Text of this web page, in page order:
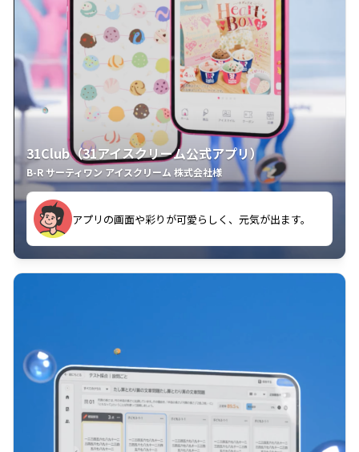
31Club（31アイスクリーム公式アプリ）
B-R サーティワン アイスクリーム 株式会社様
アプリの画面や彩りが可愛らしく、元気が出ます。
クラスごとに特典があるようなので使うのが楽しいで
す。